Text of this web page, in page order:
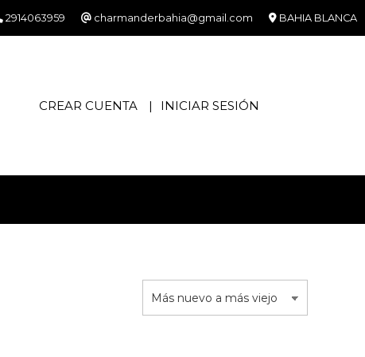
2914063959 charmanderbahia@gmail.com BAHIA BLANCA
CREAR CUENTA INICIAR SESIÓN